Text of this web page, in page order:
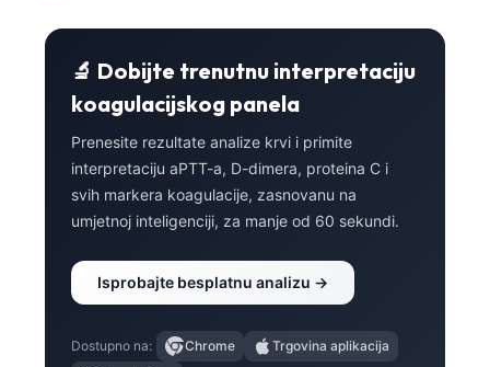
🔬 Dobijte trenutnu interpretaciju
koagulacijskog panela
Prenesite rezultate analize krvi i primite
interpretaciju aPTT-a, D-dimera, proteina C i
svih markera koagulacije, zasnovanu na
umjetnoj inteligenciji, za manje od 60 sekundi.
Isprobajte besplatnu analizu →
Dostupno na: Chrome
Trgovina aplikacija